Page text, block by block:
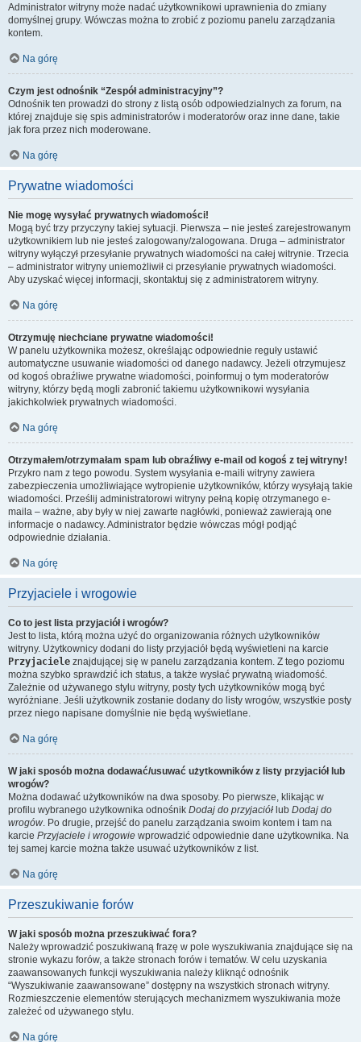
Administrator witryny może nadać użytkownikowi uprawnienia do zmiany
domyślnej grupy. Wówczas można to zrobić z poziomu panelu zarządzania
kontem.
Na górę
Czym jest odnośnik “Zespół administracyjny”?
Odnośnik ten prowadzi do strony z listą osób odpowiedzialnych za forum, na
której znajduje się spis administratorów i moderatorów oraz inne dane, takie
jak fora przez nich moderowane.
Na górę
Prywatne wiadomości
Nie mogę wysyłać prywatnych wiadomości!
Mogą być trzy przyczyny takiej sytuacji. Pierwsza – nie jesteś zarejestrowanym
użytkownikiem lub nie jesteś zalogowany/zalogowana. Druga – administrator
witryny wyłączył przesyłanie prywatnych wiadomości na całej witrynie. Trzecia
– administrator witryny uniemożliwił ci przesyłanie prywatnych wiadomości.
Aby uzyskać więcej informacji, skontaktuj się z administratorem witryny.
Na górę
Otrzymuję niechciane prywatne wiadomości!
W panelu użytkownika możesz, określając odpowiednie reguły ustawić
automatyczne usuwanie wiadomości od danego nadawcy. Jeżeli otrzymujesz
od kogoś obraźliwe prywatne wiadomości, poinformuj o tym moderatorów
witryny, którzy będą mogli zabronić takiemu użytkownikowi wysyłania
jakichkolwiek prywatnych wiadomości.
Na górę
Otrzymałem/otrzymałam spam lub obraźliwy e-mail od kogoś z tej witryny!
Przykro nam z tego powodu. System wysyłania e-maili witryny zawiera
zabezpieczenia umożliwiające wytropienie użytkowników, którzy wysyłają takie
wiadomości. Prześlij administratorowi witryny pełną kopię otrzymanego e-
maila – ważne, aby były w niej zawarte nagłówki, ponieważ zawierają one
informacje o nadawcy. Administrator będzie wówczas mógł podjąć
odpowiednie działania.
Na górę
Przyjaciele i wrogowie
Co to jest lista przyjaciół i wrogów?
Jest to lista, którą można użyć do organizowania różnych użytkowników
witryny. Użytkownicy dodani do listy przyjaciół będą wyświetleni na karcie
Przyjaciele znajdującej się w panelu zarządzania kontem. Z tego poziomu
można szybko sprawdzić ich status, a także wysłać prywatną wiadomość.
Zależnie od używanego stylu witryny, posty tych użytkowników mogą być
wyróżniane. Jeśli użytkownik zostanie dodany do listy wrogów, wszystkie posty
przez niego napisane domyślnie nie będą wyświetlane.
Na górę
W jaki sposób można dodawać/usuwać użytkowników z listy przyjaciół lub
wrogów?
Można dodawać użytkowników na dwa sposoby. Po pierwsze, klikając w
profilu wybranego użytkownika odnośnik Dodaj do przyjaciół lub Dodaj do
wrogów. Po drugie, przejść do panelu zarządzania swoim kontem i tam na
karcie Przyjaciele i wrogowie wprowadzić odpowiednie dane użytkownika. Na
tej samej karcie można także usuwać użytkowników z list.
Na górę
Przeszukiwanie forów
W jaki sposób można przeszukiwać fora?
Należy wprowadzić poszukiwaną frazę w pole wyszukiwania znajdujące się na
stronie wykazu forów, a także stronach forów i tematów. W celu uzyskania
zaawansowanych funkcji wyszukiwania należy kliknąć odnośnik
“Wyszukiwanie zaawansowane” dostępny na wszystkich stronach witryny.
Rozmieszczenie elementów sterujących mechanizmem wyszukiwania może
zależeć od używanego stylu.
Na górę